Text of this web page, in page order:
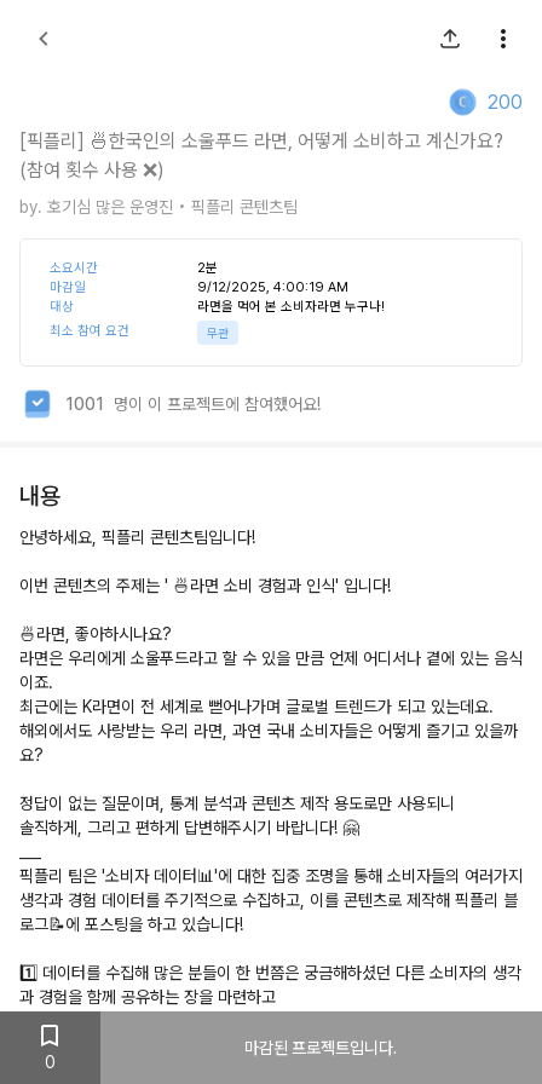
200
[픽플리] 🍜한국인의 소울푸드 라면, 어떻게 소비하고 계신가요?
(참여 횟수 사용 ❌)
by. 호기심 많은 운영진 • 픽플리 콘텐츠팀
소요시간 2분
마감일
9/12/2025, 4:00:19 AM
대상
라면을 먹어 본 소비자라면 누구나!
최소 참여 요건
무관
1001 명이 이 프로젝트에 참여했어요!
내용
안녕하세요, 픽플리 콘텐츠팀입니다!
이번 콘텐츠의 주제는 ' 🍜라면 소비 경험과 인식' 입니다!
🍜라면, 좋아하시나요?
라면은 우리에게 소울푸드라고 할 수 있을 만큼 언제 어디서나 곁에 있는 음식
이죠.
최근에는 K라면이 전 세계로 뻗어나가며 글로벌 트렌드가 되고 있는데요.
해외에서도 사랑받는 우리 라면, 과연 국내 소비자들은 어떻게 즐기고 있을까
요?
정답이 없는 질문이며, 통계 분석과 콘텐츠 제작 용도로만 사용되니
솔직하게, 그리고 편하게 답변해주시기 바랍니다! 🤗
픽플리 팀은 '소비자 데이터📊'에 대한 집중 조명을 통해 소비자들의 여러가지
생각과 경험 데이터를 주기적으로 수집하고, 이를 콘텐츠로 제작해 픽플리 블
로그📝에 포스팅을 하고 있습니다!
1️⃣ 데이터를 수집해 많은 분들이 한 번쯤은 궁금해하셨던 다른 소비자의 생각
과 경험을 함께 공유하는 장을 마련하고
2️⃣ 이를 콘텐츠로 만들어 많은 분들의 업무나 의사결정에 도움을 드리고
3️⃣ 픽플러 님들께 더 많은 크레딧 획득 기회를 제공해 픽플리를 더욱 알차게
이용하실 수 있도록!
0
마감된 프로젝트입니다.